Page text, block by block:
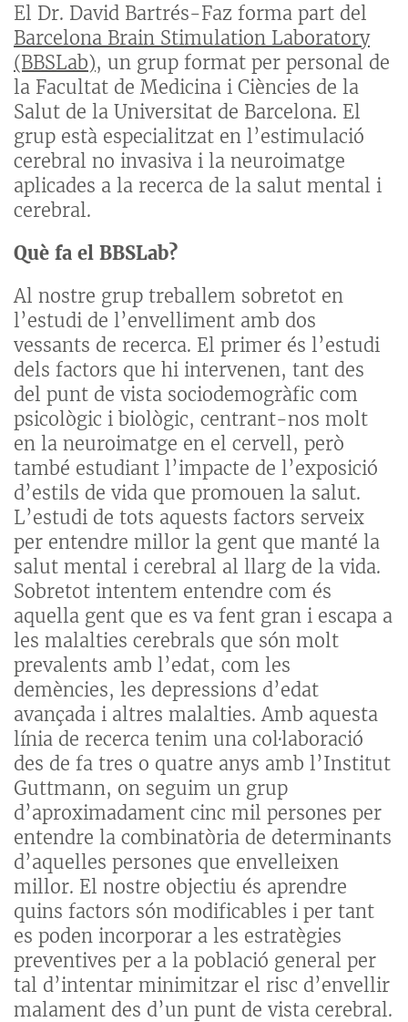
El Dr. David Bartrés-Faz forma part del
Barcelona Brain Stimulation Laboratory
(BBSLab), un grup format per personal de
la Facultat de Medicina i Ciències de la
Salut de la Universitat de Barcelona. El
grup està especialitzat en l’estimulació
cerebral no invasiva i la neuroimatge
aplicades a la recerca de la salut mental i
cerebral.
Què fa el BBSLab?
Al nostre grup treballem sobretot en
l’estudi de l’envelliment amb dos
vessants de recerca. El primer és l’estudi
dels factors que hi intervenen, tant des
del punt de vista sociodemogràfic com
psicològic i biològic, centrant-nos molt
en la neuroimatge en el cervell, però
també estudiant l’impacte de l’exposició
d’estils de vida que promouen la salut.
L’estudi de tots aquests factors serveix
per entendre millor la gent que manté la
salut mental i cerebral al llarg de la vida.
Sobretot intentem entendre com és
aquella gent que es va fent gran i escapa a
les malalties cerebrals que són molt
prevalents amb l’edat, com les
demències, les depressions d’edat
avançada i altres malalties. Amb aquesta
línia de recerca tenim una col·laboració
des de fa tres o quatre anys amb l’Institut
Guttmann, on seguim un grup
d’aproximadament cinc mil persones per
entendre la combinatòria de determinants
d’aquelles persones que envelleixen
millor. El nostre objectiu és aprendre
quins factors són modificables i per tant
es poden incorporar a les estratègies
preventives per a la població general per
tal d’intentar minimitzar el risc d’envellir
malament des d’un punt de vista cerebral.